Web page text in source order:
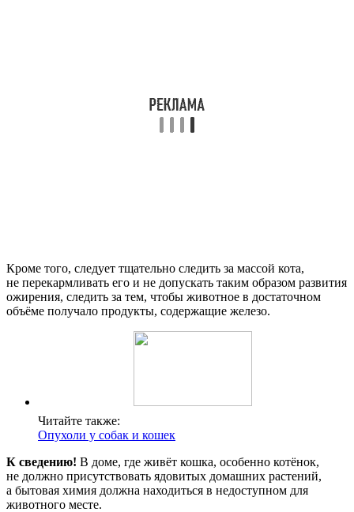
Кроме того, следует тщательно следить за массой кота,
не перекармливать его и не допускать таким образом развития
ожирения, следить за тем, чтобы животное в достаточном
объёме получало продукты, содержащие железо.
Читайте также:
Опухоли у собак и кошек
К сведению! В доме, где живёт кошка, особенно котёнок,
не должно присутствовать ядовитых домашних растений,
а бытовая химия должна находиться в недоступном для
животного месте.